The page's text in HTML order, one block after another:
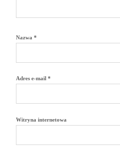
Nazwa *
Adres e-mail *
Witryna internetowa